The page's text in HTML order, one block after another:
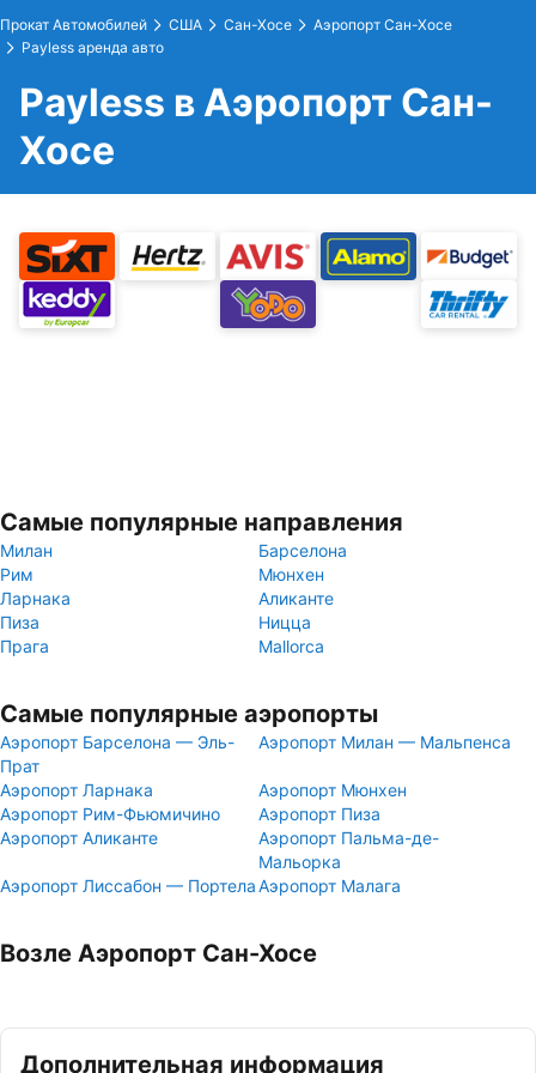
Прокат Автомобилей США Сан-Хосе
Аэропорт Сан-Хосе
Payless аренда авто
Payless в Аэропорт Сан-
Хосе
Самые популярные направления
Милан
Барселона
Рим
Мюнхен
Ларнака
Аликанте
Пиза
Ницца
Прага
Mallorca
Самые популярные аэропорты
Аэропорт Барселона — Эль-
Прат
Аэропорт Милан — Мальпенса
Аэропорт Ларнака
Аэропорт Мюнхен
Аэропорт Рим-Фьюмичино
Аэропорт Пиза
Аэропорт Аликанте
Аэропорт Пальма-де-
Мальорка
Аэропорт Лиссабон — ПортелаАэропорт Малага
Возле Аэропорт Сан-Хосе
Дополнительная информация